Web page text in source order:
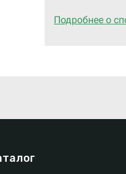
Подробнее о